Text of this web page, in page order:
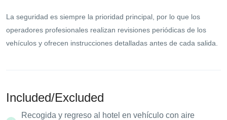
La seguridad es siempre la prioridad principal, por lo que los
operadores profesionales realizan revisiones periódicas de los
vehículos y ofrecen instrucciones detalladas antes de cada salida.
Included/Excluded
Recogida y regreso al hotel en vehículo con aire